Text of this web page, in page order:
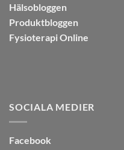
Hälsobloggen
Produktbloggen
Fysioterapi Online
SOCIALA MEDIER
Facebook